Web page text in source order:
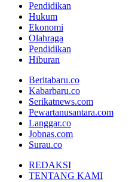
Pendidikan
Hukum
Ekonomi
Olahraga
Pendidikan
Hiburan
Beritabaru.co
Kabarbaru.co
Serikatnews.com
Pewartanusantara.com
Langgar.co
Jobnas.com
Surau.co
REDAKSI
TENTANG KAMI